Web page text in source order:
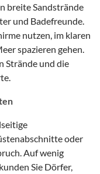
breite Sandstrände
und Badefreunde.
nutzen, im klaren
spazieren gehen.
Strände und die
oder
Auf wenig
Sie Dörfer,